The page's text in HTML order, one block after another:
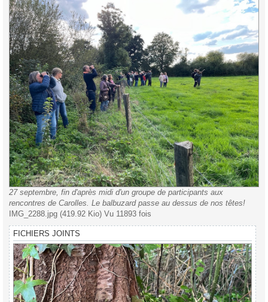
27 septembre, fin d'après midi d'un groupe de participants aux
rencontres de Carolles. Le balbuzard passe au dessus de nos têtes!
IMG_2288.jpg (419.92 Kio) Vu 11893 fois
FICHIERS JOINTS